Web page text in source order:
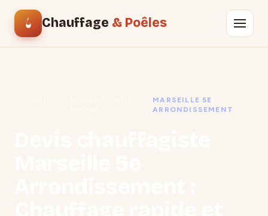
Chauffage & Poêles
MARSEILLE 5E
ARRONDISSEMENT